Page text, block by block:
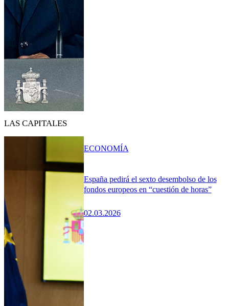
LAS CAPITALES
España pedirá el sexto desembolso de los
fondos europeos en “cuestión de horas”
02.03.2026
ECONOMÍA